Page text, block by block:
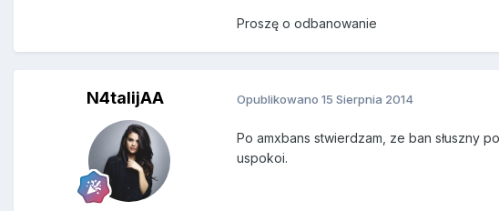
Proszę o odbanowanie
N4talijAA Opublikowano 15 Sierpnia 2014
Po amxbans stwierdzam, ze ban słuszny
uspokoi.